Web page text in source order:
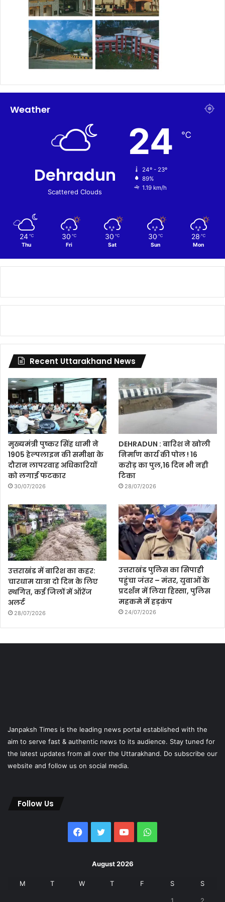
Weather
Dehradun
Scattered Clouds
24 ℃
24º - 23º
89%
1.19 km/h
24 ℃
Thu
30 ℃
Fri
30 ℃
Sat
30 ℃
Sun
28 ℃
Mon
Recent Uttarakhand News
मुख्यमंत्री पुष्कर सिंह धामी ने
1905 हेल्पलाइन की समीक्षा के
दौरान लापरवाह अधिकारियों
को लगाई फटकार
30/07/2026
DEHRADUN : बारिश ने खोली
निर्माण कार्य की पोल ! 16
करोड़ का पुल,16 दिन भी नही
टिका
28/07/2026
उत्तराखंड में बारिश का कहर:
चारधाम यात्रा दो दिन के लिए
स्थगित, कई जिलों में ऑरेंज
अलर्ट
28/07/2026
उत्तराखंड पुलिस का सिपाही
पहुंचा जंतर – मंतर, युवाओं के
प्रदर्शन में लिया हिस्सा, पुलिस
महकमे में हड़कंप
24/07/2026
Janpaksh Times is the leading news portal established with the
aim to serve fast & authentic news to its audience. Stay tuned for
the latest updates from all over the Uttarakhand. Do subscribe our
website and follow us on social media.
Follow Us
Facebook
Twitter YouTubeWhatsApp
August 2026
M T W T F S S